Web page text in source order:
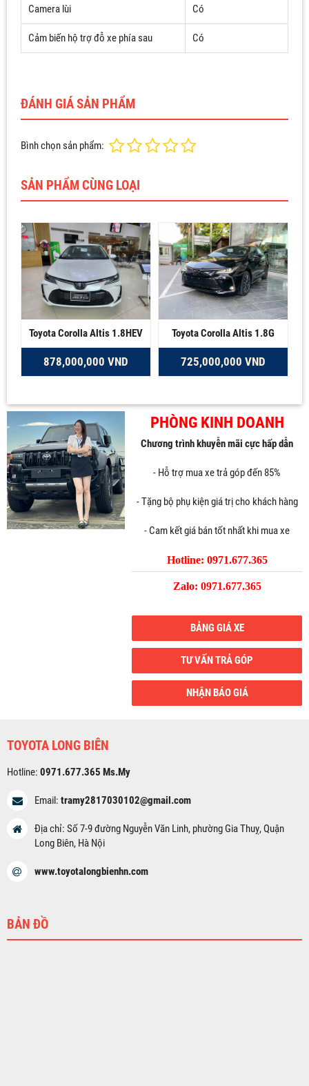
PHÒNG KINH DOANH
Chương trình khuyễn mãi cực hấp dẫn
- Hỗ trợ mua xe trả góp đến 85%
- Tặng bộ phụ kiện giá trị cho khách hàng
- Cam kết giá bán tốt nhất khi mua xe
Hotline: 0971.677.365
Zalo: 0971.677.365
BẢNG GIÁ XE
TƯ VẤN TRẢ GÓP
NHẬN BÁO GIÁ
Camera lùi Có
Cảm biến hộ trợ đỗ xe phía sau Có
ĐÁNH GIÁ SẢN PHẨM
Bình chọn sản phẩm:
SẢN PHẨM CÙNG LOẠI
Toyota Corolla Altis 1.8HEV
878,000,000 VND
Toyota Corolla Altis 1.8G
725,000,000 VND
TOYOTA LONG BIÊN
Hotline: 0971.677.365 Ms.My
Email: tramy2817030102@gmail.com
Địa chỉ: Số 7-9 đường Nguyễn Văn Linh, phường Gia Thuỵ, Quận
Long Biên, Hà Nội
www.toyotalongbienhn.com
BẢN ĐỒ